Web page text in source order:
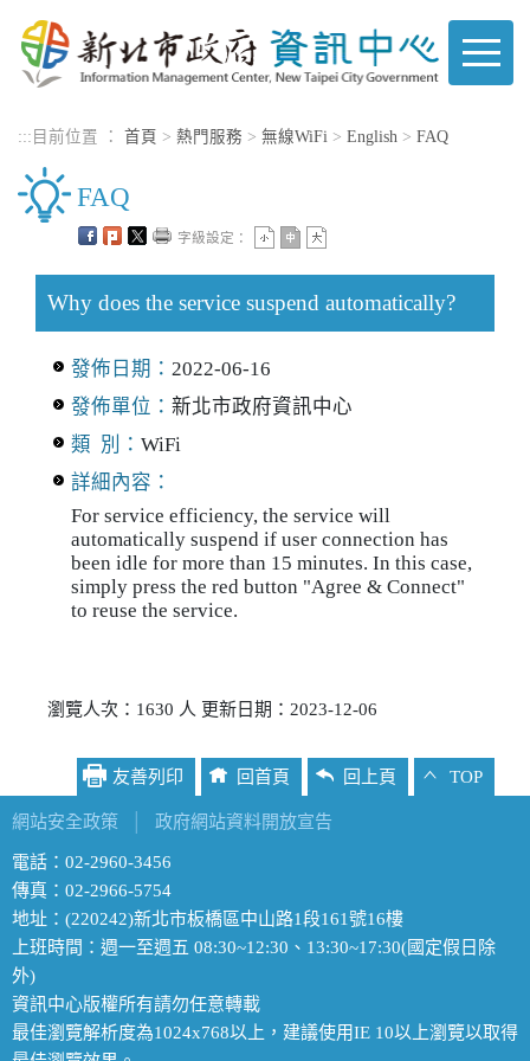
進入內容區塊
::: 目前位置 ： 首頁 > 熱門服務 > 無線WiFi > English > FAQ
FAQ
字級設定：
Why does the service suspend automatically?
發佈日期： 2022-06-16
發佈單位： 新北市政府資訊中心
類 別： WiFi
詳細內容：
For service efficiency, the service will
automatically suspend if user connection has
been idle for more than 15 minutes. In this case,
simply press the red button "Agree & Connect"
to reuse the service.
瀏覽人次：1630 人 更新日期：2023-12-06
友善列印 回首頁 回上頁 TOP
網站安全政策 政府網站資料開放宣告
電話：02-2960-3456
傳真：02-2966-5754
地址：(220242)新北市板橋區中山路1段161號16樓
上班時間：週一至週五 08:30~12:30、13:30~17:30(國定假日除
外)
資訊中心版權所有請勿任意轉載
最佳瀏覽解析度為1024x768以上，建議使用IE 10以上瀏覽以取得